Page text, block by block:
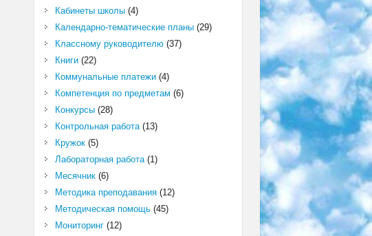
Кабинеты школы(4)
Календарно-тематические планы(29)
Классному руководителю(37)
Книги(22)
Коммунальные платежи(4)
Компетенция по предметам (6)
Конкурсы(28)
Контрольная работа(13)
Кружок(5)
Лабораторная работа(1)
Месячник(6)
Методика преподавания(12)
Методическая помощь(45)
Мониторинг(12)